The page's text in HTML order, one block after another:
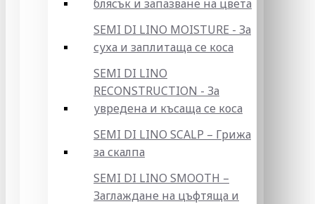
блясък и запазване на цвета
SEMI DI LINO MOISTURE - За
суха и заплитаща се коса
SEMI DI LINO
RECONSTRUCTION - За
увредена и късаща се коса
SEMI DI LINO SCALP – Грижа
за скалпа
SEMI DI LINO SMOOTH –
Заглаждане на цъфтяща и